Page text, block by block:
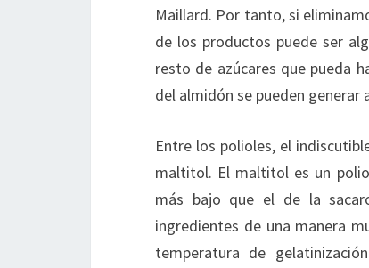
Maillard. Por tanto, si
de los productos puede ser
resto de azúcares que pueda
del almidón se pueden generar
Entre los polioles, el
maltitol. El maltitol es un
más bajo que el de la
ingredientes de una manera
temperatura de